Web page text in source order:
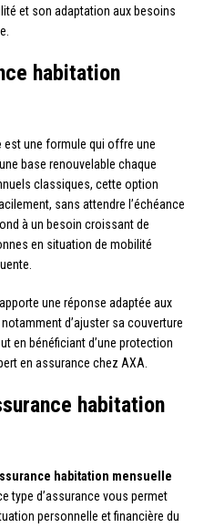
et son adaptation aux besoins
habitation
est une formule qui offre une
base renouvelable chaque
classiques, cette option
sans attendre l’échéance
à un besoin croissant de
en situation de mobilité
une réponse adaptée aux
d’ajuster sa couverture
en bénéficiant d’une protection
en assurance chez AXA.
habitation
habitation mensuelle
type d’assurance vous permet
personnelle et financière du